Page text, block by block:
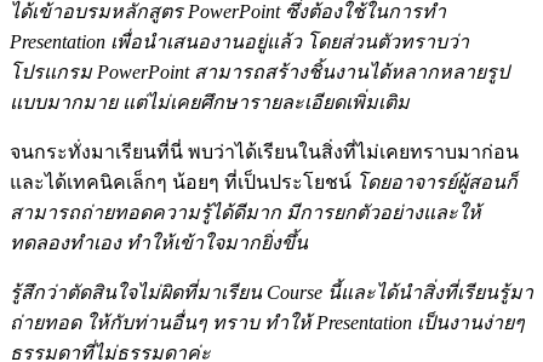
ได้เข้าอบรมหลักสูตร PowerPoint ซึ่งต้องใช้ในการทำ
Presentation เพื่อนำเสนองานอยู่แล้ว โดยส่วนตัวทราบว่า
โปรแกรม PowerPoint สามารถสร้างชิ้นงานได้หลากหลายรูป
แบบมากมาย แต่ไม่เคยศึกษารายละเอียดเพิ่มเติม
จนกระทั่งมาเรียนที่นี่ พบว่าได้เรียนในสิ่งที่ไม่เคยทราบมาก่อน
และได้เทคนิคเล็กๆ น้อยๆ ที่เป็นประโยชน์ โดยอาจารย์ผู้สอนก็
สามารถถ่ายทอดความรู้ได้ดีมาก มีการยกตัวอย่างและให้
ทดลองทำเอง ทำให้เข้าใจมากยิ่งขึ้น
รู้สึกว่าตัดสินใจไม่ผิดที่มาเรียน Course นี้และได้นำสิ่งที่เรียนรู้มา
ถ่ายทอด ให้กับท่านอื่นๆ ทราบ ทำให้ Presentation เป็นงานง่ายๆ
ธรรมดาที่ไม่ธรรมดาค่ะ